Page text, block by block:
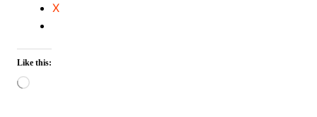
X
Like this:
Loading…